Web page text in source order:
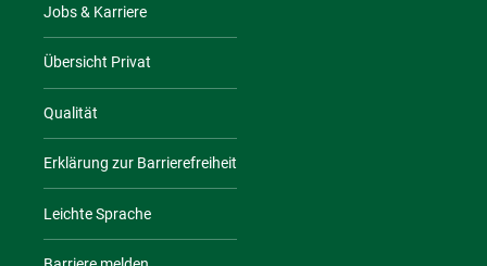
Jobs & Karriere
Übersicht Privat
Qualität
Erklärung zur Barrierefreiheit
Leichte Sprache